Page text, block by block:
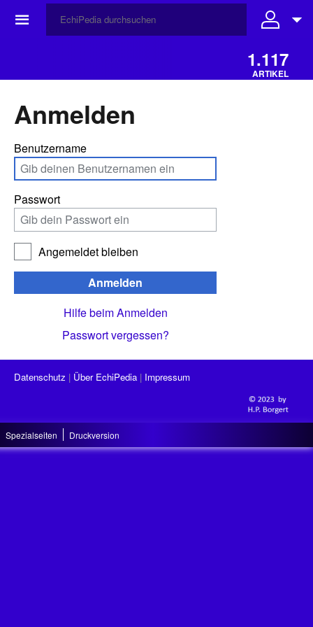
☰
1.117
ARTIKEL
Anmelden
Benutzername
Passwort
Angemeldet bleiben
Anmelden
Hilfe beim Anmelden
Passwort vergessen?
Datenschutz Über EchiPedia Impressum
Spezialseiten Druckversion